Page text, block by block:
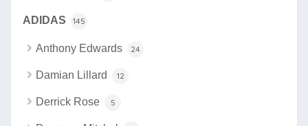
ADIDAS 145
Anthony Edwards 24
Damian Lillard 12
Derrick Rose 5